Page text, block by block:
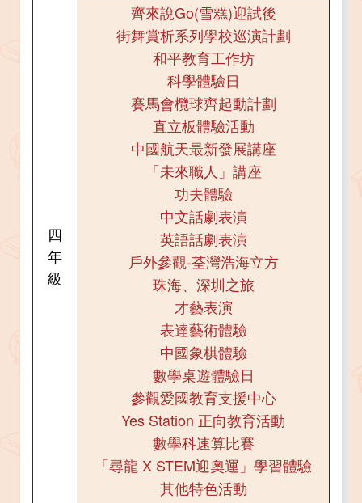
四
年
級
齊來說Go(雪糕)迎試後
街舞賞析系列學校巡演計劃​​​​​​​
和平教育工作坊
科學體驗日
賽馬會欖球齊起動計劃​​​​​​​​​​​​​​
直立板體驗活動​​​​​​​
中國航天最新發展講座​​​​​​​
「未來職人」講座​​​​​​​
功夫體驗​​​​​​​
中文話劇表演​​​​​​​
英語話劇表演​​​​​​​
戶外參觀-荃灣浩海立方​​​​​​​
珠海、深圳之旅​​​​​​​
才藝表演​​​​​​​
表達藝術體驗​​​​​​​
中國象棋體驗
數學桌遊體驗日​​​​​​​
參觀愛國教育支援中心​​​​​​​
Yes Station 正向教育活動
數學科速算比賽​​​​​​​​​​​​​​​​​​​​​​​​​​​​
「尋龍 X STEM迎奧運」學習體驗
其他特色活動